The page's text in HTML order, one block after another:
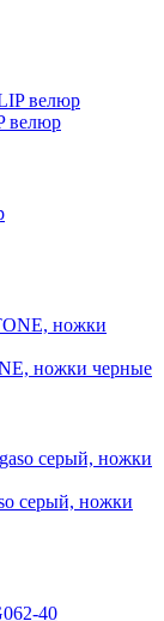
велюр
ножки черные
серый, ножки